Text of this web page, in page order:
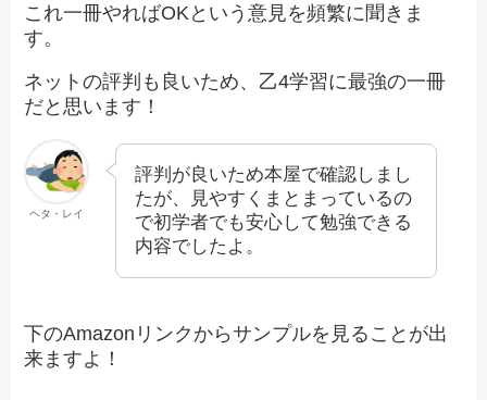
これ一冊やればOKという意見を頻繁に聞きま
す。
ネットの評判も良いため、乙4学習に最強の一冊
だと思います！
ヘタ・レイ
評判が良いため本屋で確認しまし
たが、見やすくまとまっているの
で初学者でも安心して勉強できる
内容でしたよ。
下のAmazonリンクからサンプルを見ることが出
来ますよ！